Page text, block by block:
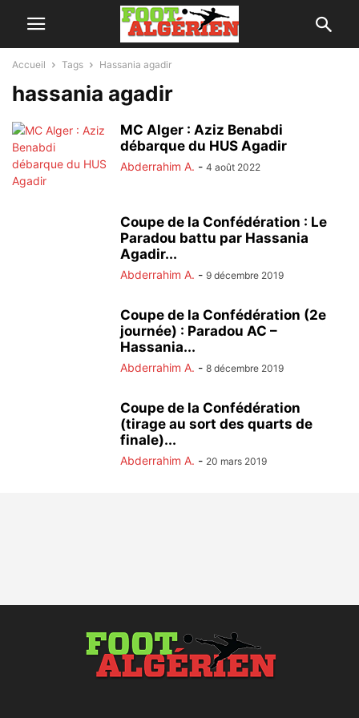
Accueil Tags Hassania agadir
hassania agadir
MC Alger : Aziz Benabdi
débarque du HUS Agadir
Abderrahim A. - 4 août 2022
Coupe de la Confédération : Le
Paradou battu par Hassania
Agadir...
Abderrahim A. - 9 décembre 2019
Coupe de la Confédération (2e
journée) : Paradou AC –
Hassania...
Abderrahim A. - 8 décembre 2019
Coupe de la Confédération
(tirage au sort des quarts de
finale)...
Abderrahim A. - 20 mars 2019